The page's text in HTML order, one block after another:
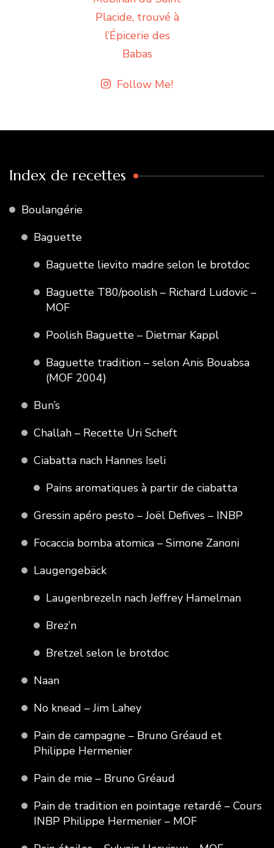
Follow Me!
Index de recettes
Boulangérie
Baguette
Baguette lievito madre selon le brotdoc
Baguette T80/poolish – Richard Ludovic –
MOF
Poolish Baguette – Dietmar Kappl
Baguette tradition – selon Anis Bouabsa
(MOF 2004)
Bun’s
Challah – Recette Uri Scheft
Ciabatta nach Hannes Iseli
Pains aromatiques à partir de ciabatta
Gressin apéro pesto – Joël Defives – INBP
Focaccia bomba atomica – Simone Zanoni
Laugengebäck
Laugenbrezeln nach Jeffrey Hamelman
Brez’n
Bretzel selon le brotdoc
Naan
No knead – Jim Lahey
Pain de campagne – Bruno Gréaud et
Philippe Hermenier
Pain de mie – Bruno Gréaud
Pain de tradition en pointage retardé – Cours
INBP Philippe Hermenier – MOF